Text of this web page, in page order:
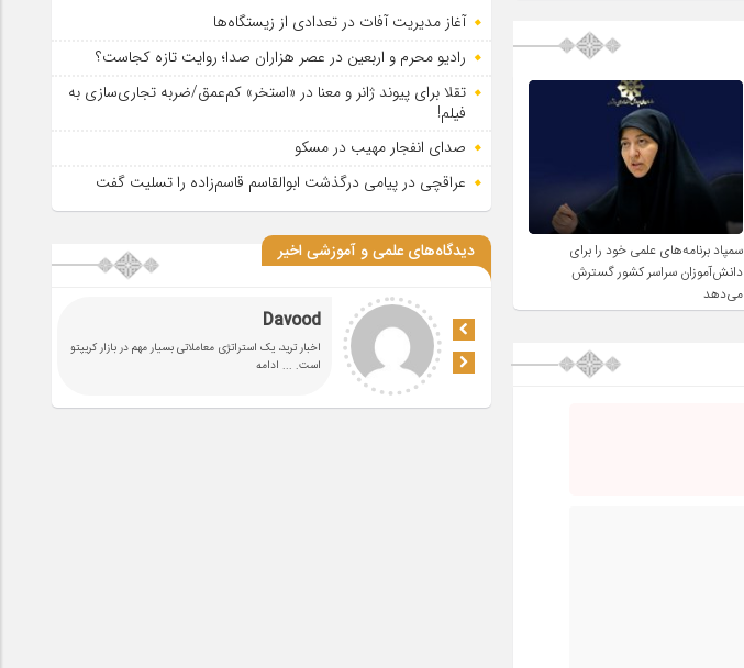
سمپاد برنامه‌های علمی خود را برای
دانش‌آموزان سراسر کشور گسترش
می‌دهد
آغاز مدیریت آفات در تعدادی از زیستگاه‌ها
رادیو محرم و اربعین در عصر هزاران صدا؛ روایت تازه کجاست؟
تقلا برای پیوند ژانر و معنا در «استخر» کم‌عمق/ضربه تجاری‌سازی به
فیلم!
صدای انفجار مهیب در مسکو
عراقچی در پیامی درگذشت ابوالقاسم قاسم‌زاده را تسلیت گفت
دیدگاه‌های علمی و آموزشی اخیر
Davood
اخبار ترید، یک استراتژی معاملاتی بسیار مهم در بازار کریپتو
است. ... ادامه